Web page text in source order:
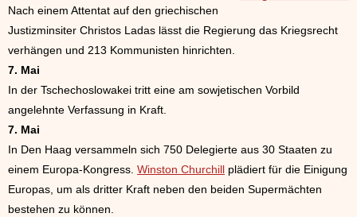
Nach einem Attentat auf den griechischen
Justizminsiter Christos Ladas lässt die Regierung das Kriegsrecht
verhängen und 213 Kommunisten hinrichten.
7. Mai
In der Tschechoslowakei tritt eine am sowjetischen Vorbild
angelehnte Verfassung in Kraft.
7. Mai
In Den Haag versammeln sich 750 Delegierte aus 30 Staaten zu
einem Europa-Kongress. Winston Churchill plädiert für die Einigung
Europas, um als dritter Kraft neben den beiden Supermächten
bestehen zu können.